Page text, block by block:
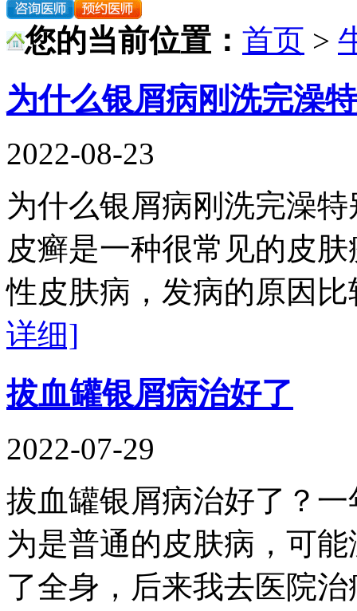
您的当前位置： 首页 >
为什么银屑病刚洗完澡
2022-08-23
为什么银屑病刚洗完澡
皮癣是一种很常见的皮
性皮肤病，发病的原因
详细]
拔血罐银屑病治好了
2022-07-29
拔血罐银屑病治好了？
为是普通的皮肤病，可
了全身，后来我去医院